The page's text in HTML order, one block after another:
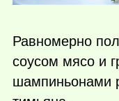
Равномерно
соусом мясо и
шампиньонами